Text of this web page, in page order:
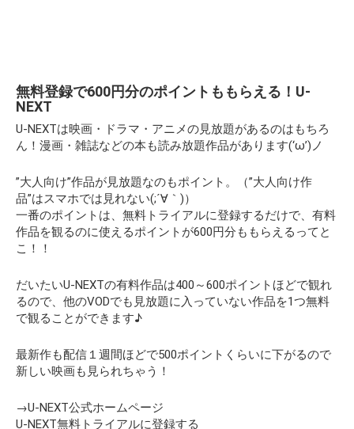
無料登録で600円分のポイントももらえる！ U-
NEXT
U-NEXTは映画・ドラマ・アニメの見放題があるのはもちろ
ん！漫画・雑誌などの本も読み放題作品があります(‘ω’)ノ
”大人向け”作品が見放題なのもポイント。（”大人向け作
品”はスマホでは見れない(;´∀｀)）
一番のポイントは、無料トライアルに登録するだけで、有料
作品を観るのに使えるポイントが600円分 ももらえるってと
こ！！
だいたいU-NEXTの有料作品は400～600ポイントほどで観れ
るので、他のVODでも見放題に入っていない作品を1つ無料
で観ることができます♪
最新作も配信１週間ほどで500ポイントくらいに下がるので
新しい映画も見られちゃう！
→U-NEXT公式ホームページ
U-NEXT無料トライアルに登録する